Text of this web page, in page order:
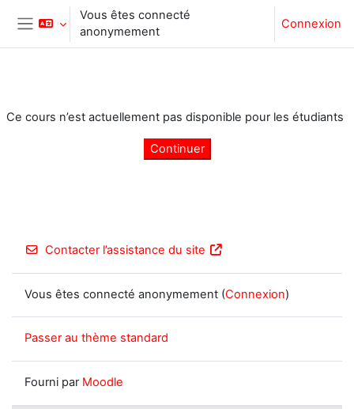
Passer au contenu principal
Panneau latéral
Vous êtes connecté
anonymement
Connexion
Ce cours n’est actuellement pas disponible pour les étudiants
Continuer
Contacter l’assistance du site
Vous êtes connecté anonymement (Connexion)
Passer au thème standard
Fourni par Moodle